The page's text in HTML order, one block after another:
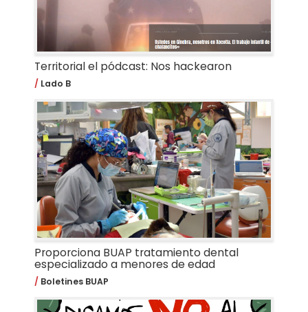
Territorial el pódcast: Nos hackearon
Lado B
Proporciona BUAP tratamiento dental
especializado a menores de edad
Boletines BUAP